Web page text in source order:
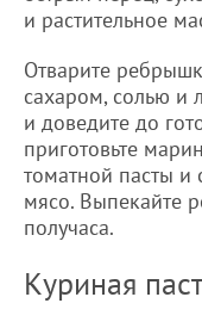
и растительное
Отварите
сахаром, солью и
и доведите до
приготовьте
томатной пасты и
мясо. Выпекайте
получаса.
Куриная